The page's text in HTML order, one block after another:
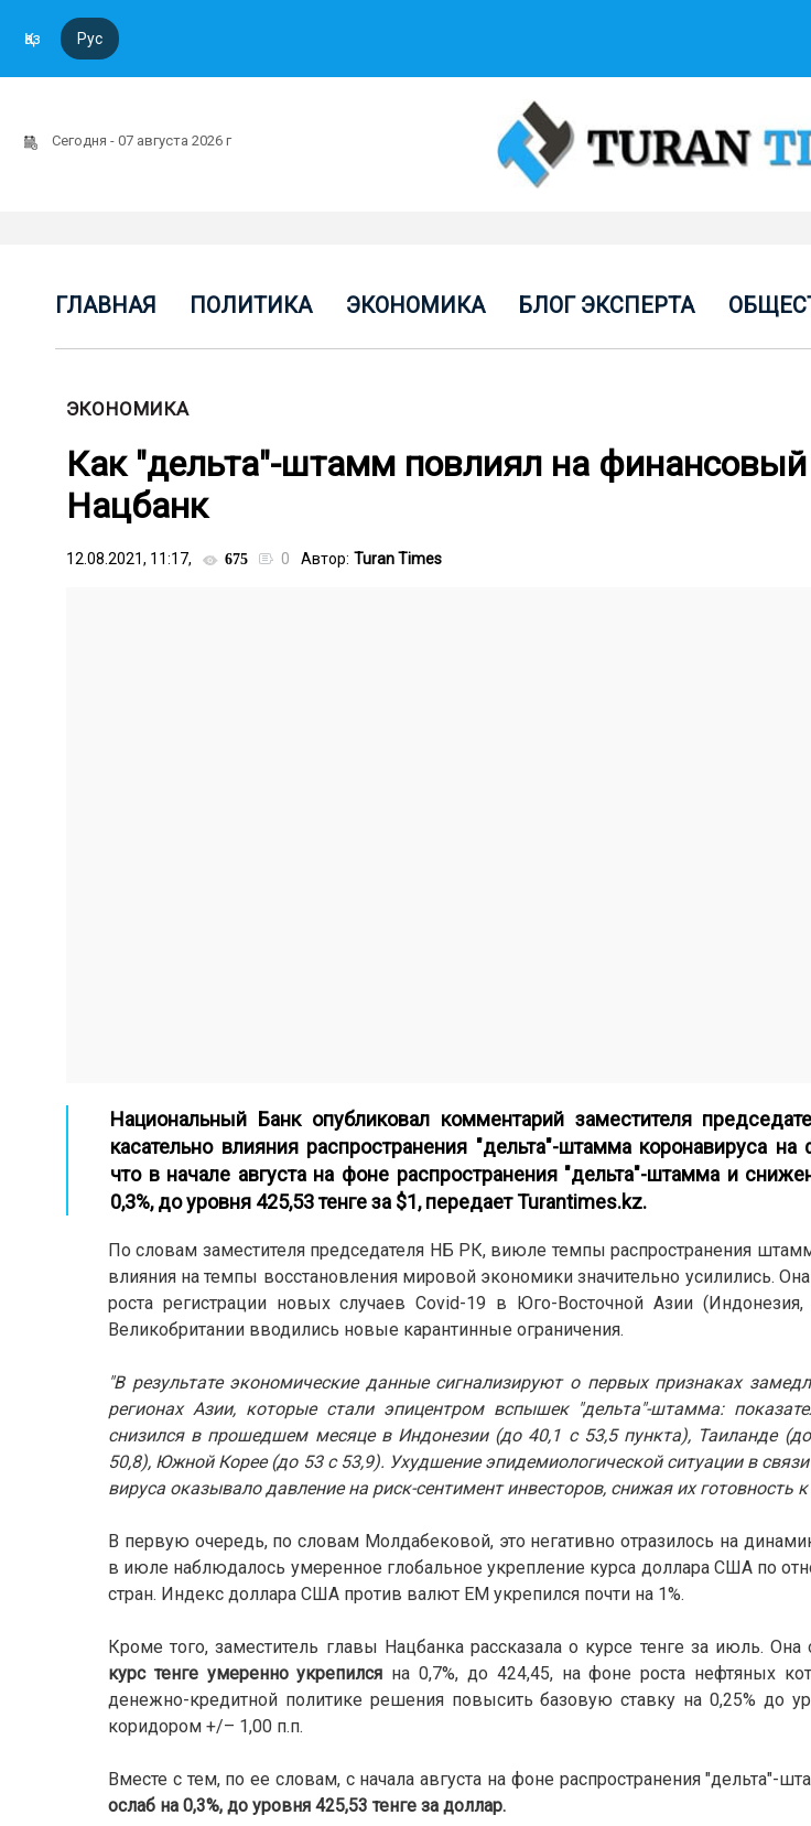
Қаз Рус
Сегодня - 07 августа 2026 г
ГЛАВНАЯ ПОЛИТИКА ЭКОНОМИКА БЛОГ ЭКСПЕРТА
ЭКОНОМИКА
Как "дельта"-штамм повлиял на финансовый
Нацбанк
12.08.2021, 11:17, 675 0 Автор: Turan Times
Национальный Банк опубликовал комментарий заместителя
касательно влияния распространения "дельта"-штамма коронавируса
что в начале августа на фоне распространения "дельта"-штамма и
0,3%, до уровня 425,53 тенге за $1, передаетTurantimes.kz.
По словам заместителя председателя НБ РК, виюле темпы распространения
влияния на темпы восстановления мировой экономики значительно усилились.
роста регистрации новых случаев Covid-19 в Юго-Восточной Азии
Великобритании вводились новые карантинные ограничения.
"В результате экономические данные сигнализируют о первых признаках
регионах Азии, которые стали эпицентром вспышек "дельта"-штамма:
снизился в прошедшем месяце в Индонезии (до 40,1 с 53,5 пункта), Таиланде
50,8), Южной Корее (до 53 с 53,9). Ухудшение эпидемиологической ситуации в
вируса оказывало давление на риск-сентимент инвесторов, снижая их готовность к
В первую очередь, по словам Молдабековой, это негативно отразилось на
в июле наблюдалось умеренное глобальное укрепление курса доллара США по
стран. Индекс доллара США против валют ЕМ укрепился почти на 1%.
Кроме того, заместитель главы Нацбанка рассказала о курсе тенге за июль. Она
курс тенге умеренно укрепился на 0,7%, до 424,45, на фоне роста нефтяных
денежно-кредитной политике решения повысить базовую ставку на 0,25% до
коридором +/– 1,00 п.п.
Вместе с тем, по ее словам, с начала августа на фоне распространения "дельта"-
ослаб на 0,3%, до уровня 425,53 тенге за доллар.